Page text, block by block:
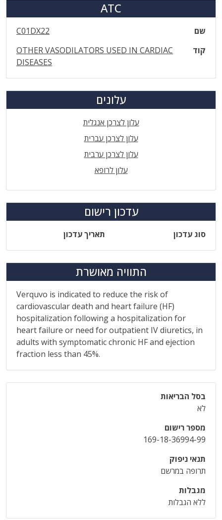
ATC
שם
C01DX22
קוד
OTHER VASODILATORS USED IN CARDIAC
DISEASES
עלונים
עלון לצרכן אנגלית
עלון לצרכן עברית
עלון לצרכן ערבית
עלון לרופא
עדכון רישום
סוג עדכון תאריך עדכון
התוויה מאושרת
Verquvo is indicated to reduce the risk of
cardiovascular death and heart failure (HF)
hospitalization following a hospitalization for
heart failure or need for outpatient IV diuretics, in
adults with symptomatic chronic HF and ejection
fraction less than 45%.
בסל הבריאות
לא
מספר רישום
169-18-36994-99
תנאי ניפוק
תרופה במרשם
מגבלות
ללא הגבלות